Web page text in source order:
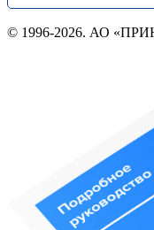
© 1996-2026. АО